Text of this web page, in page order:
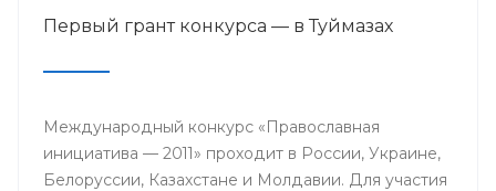
Первый грант конкурса — в Туймазах
Международный конкурс «Православная
инициатива — 2011» проходит в России, Украине,
Белоруссии, Казахстане и Молдавии. Для участия